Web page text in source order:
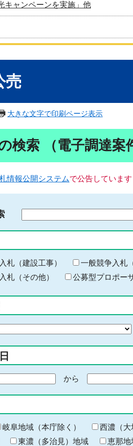
キャンペーンを実施」他
売
大きな文字で印刷ページ表示
検索 （電子調達案
情報公開システムで公告しています
る
キ
ー
ー
入
力
札（建設工事） 一般競争入札
札（その他）
公募型プロポー
から
終
わ
り
岐阜地域（本庁除く） 西濃（大
東濃（多治見）地域 恵那地